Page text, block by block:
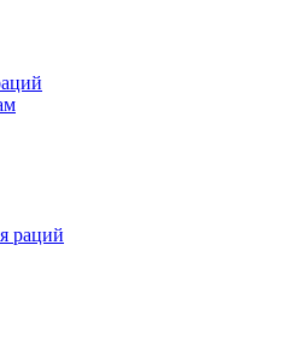
раций